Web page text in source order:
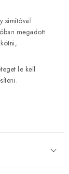
simítóval
megadott
le kell